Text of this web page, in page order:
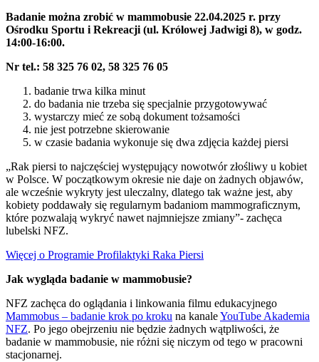
Badanie można zrobić w mammobusie 22.04.2025 r. przy
Ośrodku Sportu i Rekreacji (ul. Królowej Jadwigi 8), w godz.
14:00-16:00.
Nr tel.: 58 325 76 02, 58 325 76 05
badanie trwa kilka minut
do badania nie trzeba się specjalnie przygotowywać
wystarczy mieć ze sobą dokument tożsamości
nie jest potrzebne skierowanie
w czasie badania wykonuje się dwa zdjęcia każdej piersi
„Rak piersi to najczęściej występujący nowotwór złośliwy u kobiet
w Polsce. W początkowym okresie nie daje on żadnych objawów,
ale wcześnie wykryty jest uleczalny, dlatego tak ważne jest, aby
kobiety poddawały się regularnym badaniom mammograficznym,
które pozwalają wykryć nawet najmniejsze zmiany”- zachęca
lubelski NFZ.
Więcej o Programie Profilaktyki Raka Piersi
Jak wygląda badanie w mammobusie?
NFZ zachęca do oglądania i linkowania filmu edukacyjnego
Mammobus – badanie krok po kroku na kanaleYouTube Akademia
NFZ. Po jego obejrzeniu nie będzie żadnych wątpliwości, że
badanie w mammobusie, nie różni się niczym od tego w pracowni
stacjonarnej.